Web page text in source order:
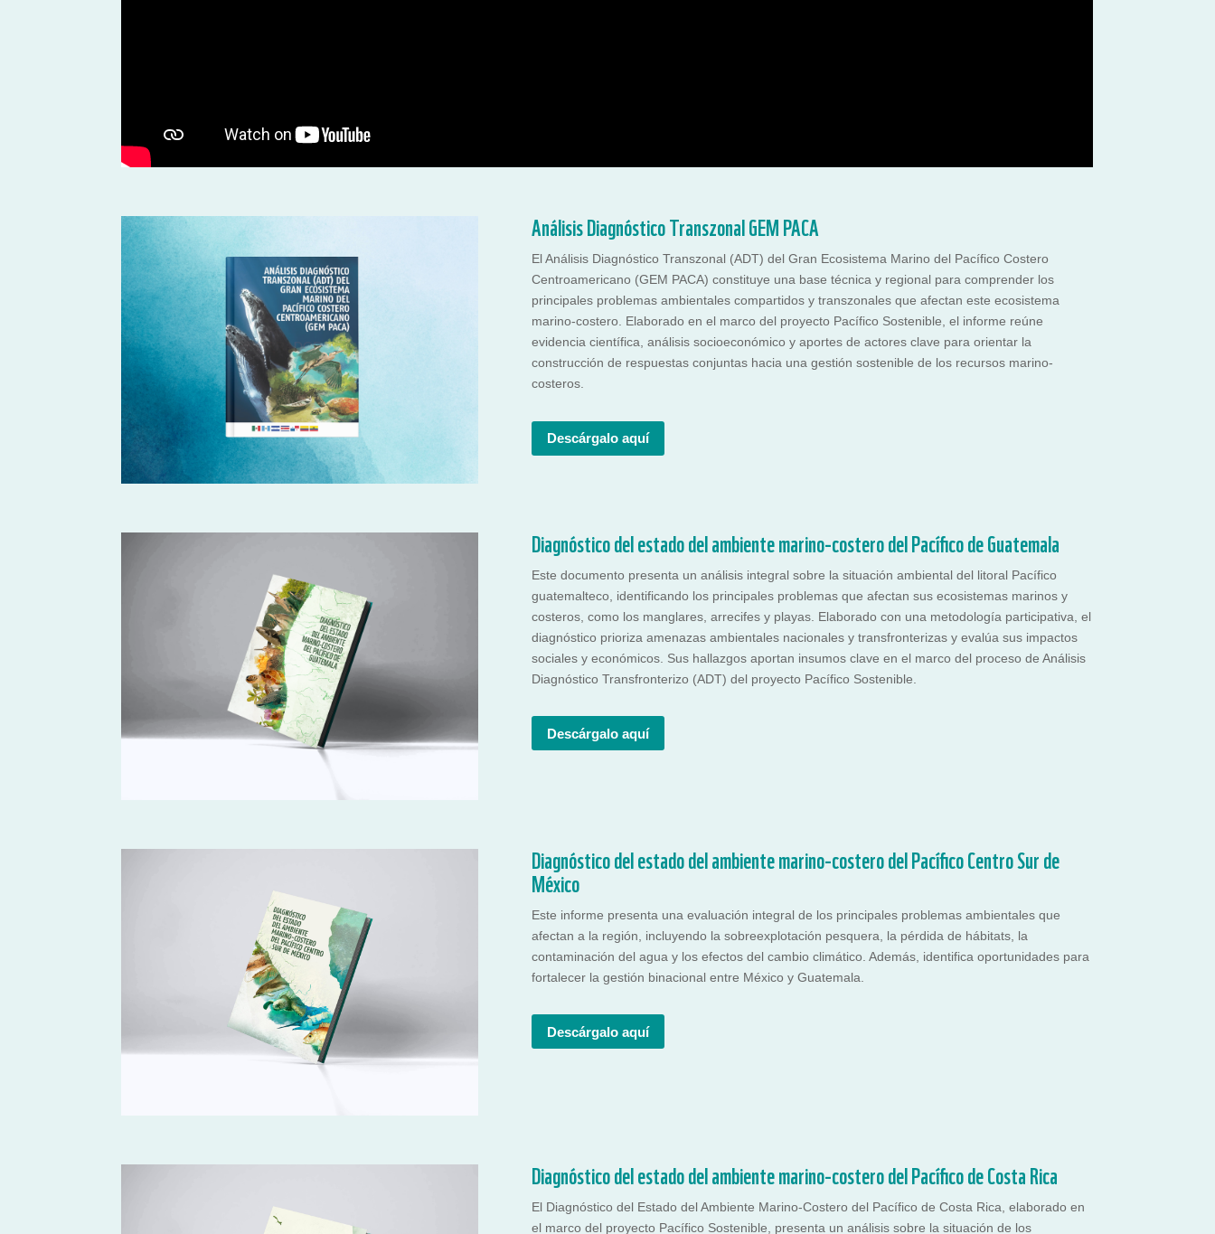
Análisis Diagnóstico Transzonal GEM PACA
El Análisis Diagnóstico Transzonal (ADT) del Gran Ecosistema Marino del Pacífico Costero
Centroamericano (GEM PACA) constituye una base técnica y regional para comprender los
principales problemas ambientales compartidos y transzonales que afectan este ecosistema
marino-costero. Elaborado en el marco del proyecto Pacífico Sostenible, el informe reúne
evidencia científica, análisis socioeconómico y aportes de actores clave para orientar la
construcción de respuestas conjuntas hacia una gestión sostenible de los recursos marino-
costeros.
Descárgalo aquí
Diagnóstico del estado del ambiente marino-costero del Pacífico de Guatemala
Este documento presenta un análisis integral sobre la situación ambiental del litoral Pacífico
guatemalteco, identificando los principales problemas que afectan sus ecosistemas marinos y
costeros, como los manglares, arrecifes y playas. Elaborado con una metodología participativa, el
diagnóstico prioriza amenazas ambientales nacionales y transfronterizas y evalúa sus impactos
sociales y económicos. Sus hallazgos aportan insumos clave en el marco del proceso de Análisis
Diagnóstico Transfronterizo (ADT) del proyecto Pacífico Sostenible.
Descárgalo aquí
Diagnóstico del estado del ambiente marino-costero del Pacífico Centro Sur de
México
Este informe presenta una evaluación integral de los principales problemas ambientales que
afectan a la región, incluyendo la sobreexplotación pesquera, la pérdida de hábitats, la
contaminación del agua y los efectos del cambio climático. Además, identifica oportunidades para
fortalecer la gestión binacional entre México y Guatemala.
Descárgalo aquí
Diagnóstico del estado del ambiente marino-costero del Pacífico de Costa Rica
El Diagnóstico del Estado del Ambiente Marino-Costero del Pacífico de Costa Rica, elaborado en
el marco del proyecto Pacífico Sostenible, presenta un análisis sobre la situación de los